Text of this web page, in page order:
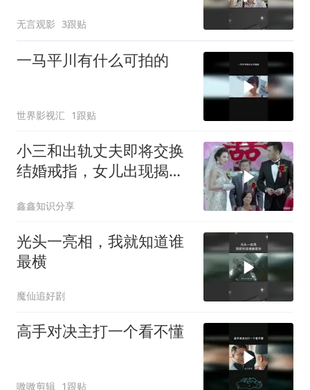
无言观影 3跟贴
一马平川有什么可拍的
世界影视汇 1跟贴
小三和出轨丈夫即将交换
结婚戒指，女儿出现揭露
鑫鑫知识分享
光头一亮相，我就知道谁
最横
魔仙追好剧
高手对决主打一个看不懂
嗷嗷剪辑 1跟贴